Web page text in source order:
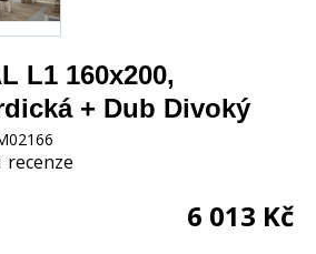
L1 160x200,
+ Dub Divoký
recenze
6 013 Kč